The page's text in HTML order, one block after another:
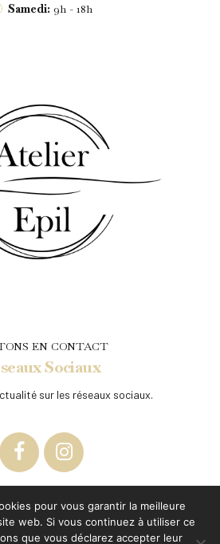
Samedi: 9h - 18h
EN CONTACT
Sociaux
sur les réseaux sociaux.
pour vous garantir la meilleure
web. Si vous continuez à utiliser ce
que vous déclarez accepter leur